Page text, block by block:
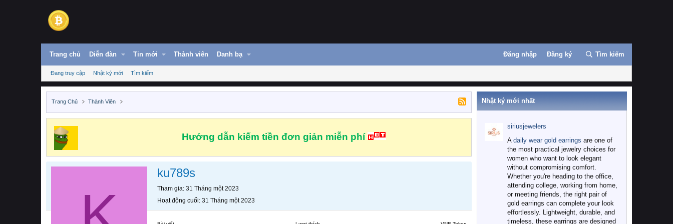
Trang chủ Diễn đàn Tin mới Thành viên Danh bạ Đăng nhập Đăng ký Tìm kiếm
Đang truy cập Nhật ký mới Tìm kiếm
Trang Chủ Thành Viên
Hướng dẫn kiếm tiền đơn giản miễn phí
ku789s
Tham gia 31 Tháng một 2023
Hoạt động cuối 31 Tháng một 2023
Nhật ký mới nhất
siriusjewelers
A daily wear gold earrings are one of
the most practical jewelry choices for
women who want to look elegant
without compromising comfort.
Whether you're heading to the office,
attending college, working from home,
or meeting friends, the right pair of
gold earrings can complete your look
effortlessly. Lightweight, durable, and
timeless, these earrings are designed